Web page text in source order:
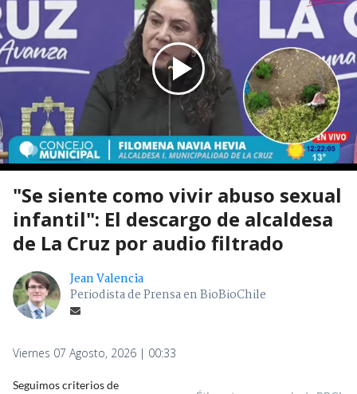
"Se siente como vivir abuso sexual
infantil": El descargo de alcaldesa
de La Cruz por audio filtrado
Jean Valencia
Periodista de Prensa en BioBioChile
Viernes 07 Agosto, 2026 | 00:33
Seguimos criterios de